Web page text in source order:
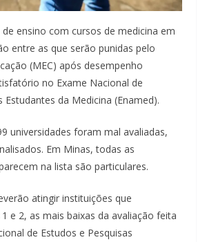
ensino com cursos de medicina em
entre as que serão punidas pelo
(MEC) após desempenho
no Exame Nacional de
da Medicina (Enamed).
universidades foram mal avaliadas,
Em Minas, todas as
na lista são particulares.
atingir instituições que
e 2, as mais baixas da avaliação feita
de Estudos e Pesquisas